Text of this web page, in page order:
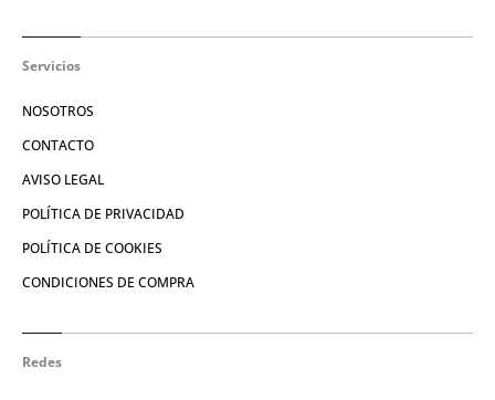
Servicios
NOSOTROS
CONTACTO
AVISO LEGAL
POLÍTICA DE PRIVACIDAD
POLÍTICA DE COOKIES
CONDICIONES DE COMPRA
Redes